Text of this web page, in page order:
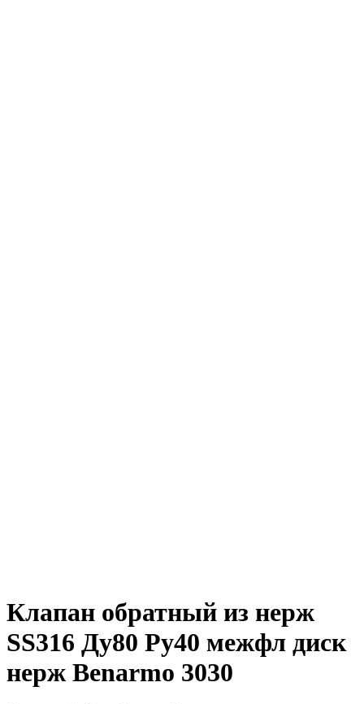
Клапан обратный из нерж
SS316 Ду80 Ру40 межфл диск
нерж Benarmo 3030